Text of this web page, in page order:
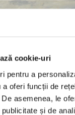
cookie-uri
pentru a
a oferi funcții de
asemenea, le
și de